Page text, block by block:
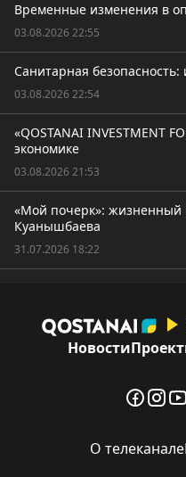
Временные изменения в
03.08.2026 22:55
Санитарная безопасность:
03.08.2026 22:54
«QOSTANAI INVESTMENT
экономике
03.08.2026 21:53
«Мой почерк»: жизненный
Куанышбаева
31.07.2026 18:22
Новости
О телеканале